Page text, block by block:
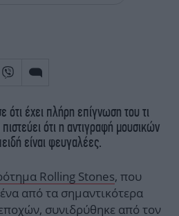
ότι έχει πλήρη επίγνωση του τι
ότι η αντιγραφή μουσικών
είναι φευγαλέες.
Rolling Stones, που
από τα σημαντικότερα
συνιδρύθηκε από τον